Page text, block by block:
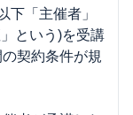
下「主催者」
という)を受講
契約条件が規